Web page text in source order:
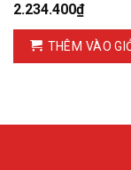
2.234.400₫
THÊM VÀO